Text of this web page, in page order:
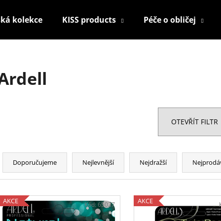
kolekce KISS products Péče o obličej
OTEVŘÍT FILTR
Doporučujeme Nejlevnější Nejdražší
AKCE Kód:65027 AKCE
TUŽKA NA OČI NALEPOVACÍ